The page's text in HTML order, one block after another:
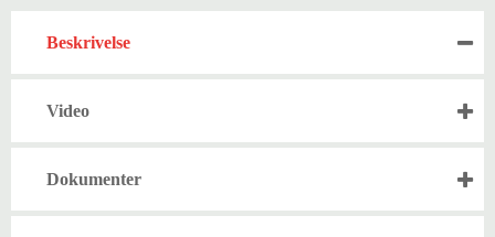
Beskrivelse
Video
Dokumenter